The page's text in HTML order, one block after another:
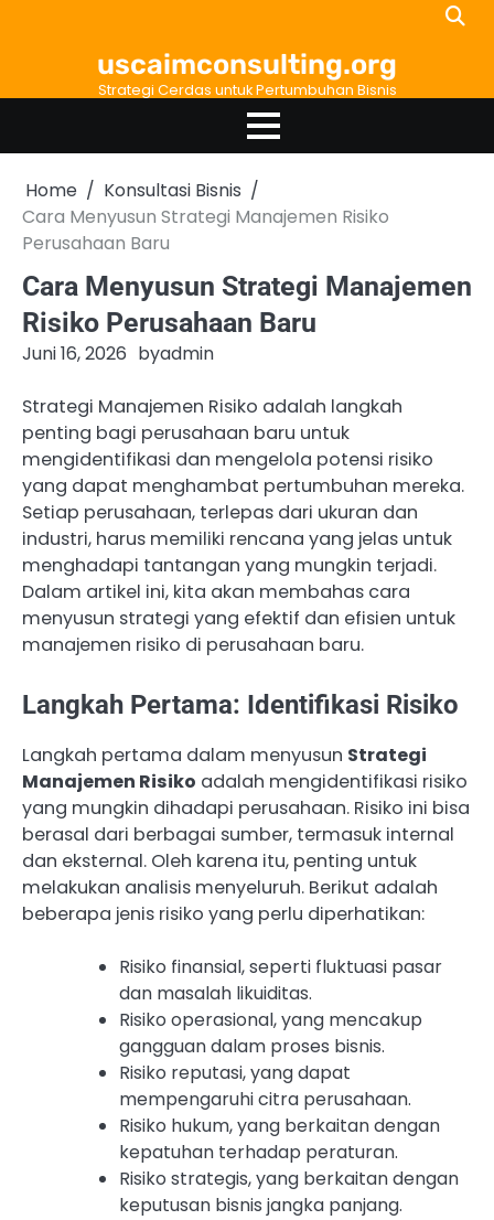
uscaimconsulting.org
Strategi Cerdas untuk Pertumbuhan Bisnis
Home
Konsultasi Bisnis
Cara Menyusun Strategi Manajemen Risiko
Perusahaan Baru
Cara Menyusun Strategi Manajemen
Risiko Perusahaan Baru
Juni 16, 2026 byadmin
Strategi Manajemen Risiko adalah langkah
penting bagi perusahaan baru untuk
mengidentifikasi dan mengelola potensi risiko
yang dapat menghambat pertumbuhan mereka.
Setiap perusahaan, terlepas dari ukuran dan
industri, harus memiliki rencana yang jelas untuk
menghadapi tantangan yang mungkin terjadi.
Dalam artikel ini, kita akan membahas cara
menyusun strategi yang efektif dan efisien untuk
manajemen risiko di perusahaan baru.
Langkah Pertama: Identifikasi Risiko
Langkah pertama dalam menyusun Strategi
Manajemen Risiko adalah mengidentifikasi risiko
yang mungkin dihadapi perusahaan. Risiko ini bisa
berasal dari berbagai sumber, termasuk internal
dan eksternal. Oleh karena itu, penting untuk
melakukan analisis menyeluruh. Berikut adalah
beberapa jenis risiko yang perlu diperhatikan:
Risiko finansial, seperti fluktuasi pasar
dan masalah likuiditas.
Risiko operasional, yang mencakup
gangguan dalam proses bisnis.
Risiko reputasi, yang dapat
mempengaruhi citra perusahaan.
Risiko hukum, yang berkaitan dengan
kepatuhan terhadap peraturan.
Risiko strategis, yang berkaitan dengan
keputusan bisnis jangka panjang.